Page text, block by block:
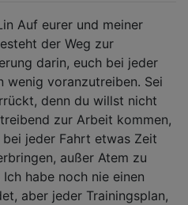
Auf eurer und meiner
der Weg zur
darin, euch bei jeder
wenig voranzutreiben. Sei
denn du willst nicht
zur Arbeit kommen,
bei jeder Fahrt etwas Zeit
außer Atem zu
Ich habe noch nie einen
aber jeder Trainingsplan,